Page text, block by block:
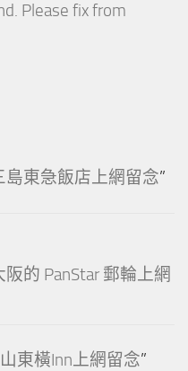
Please fix from
島東急飯店上網留念”
的 PanStar 郵輪上網
東橫Inn上網留念”